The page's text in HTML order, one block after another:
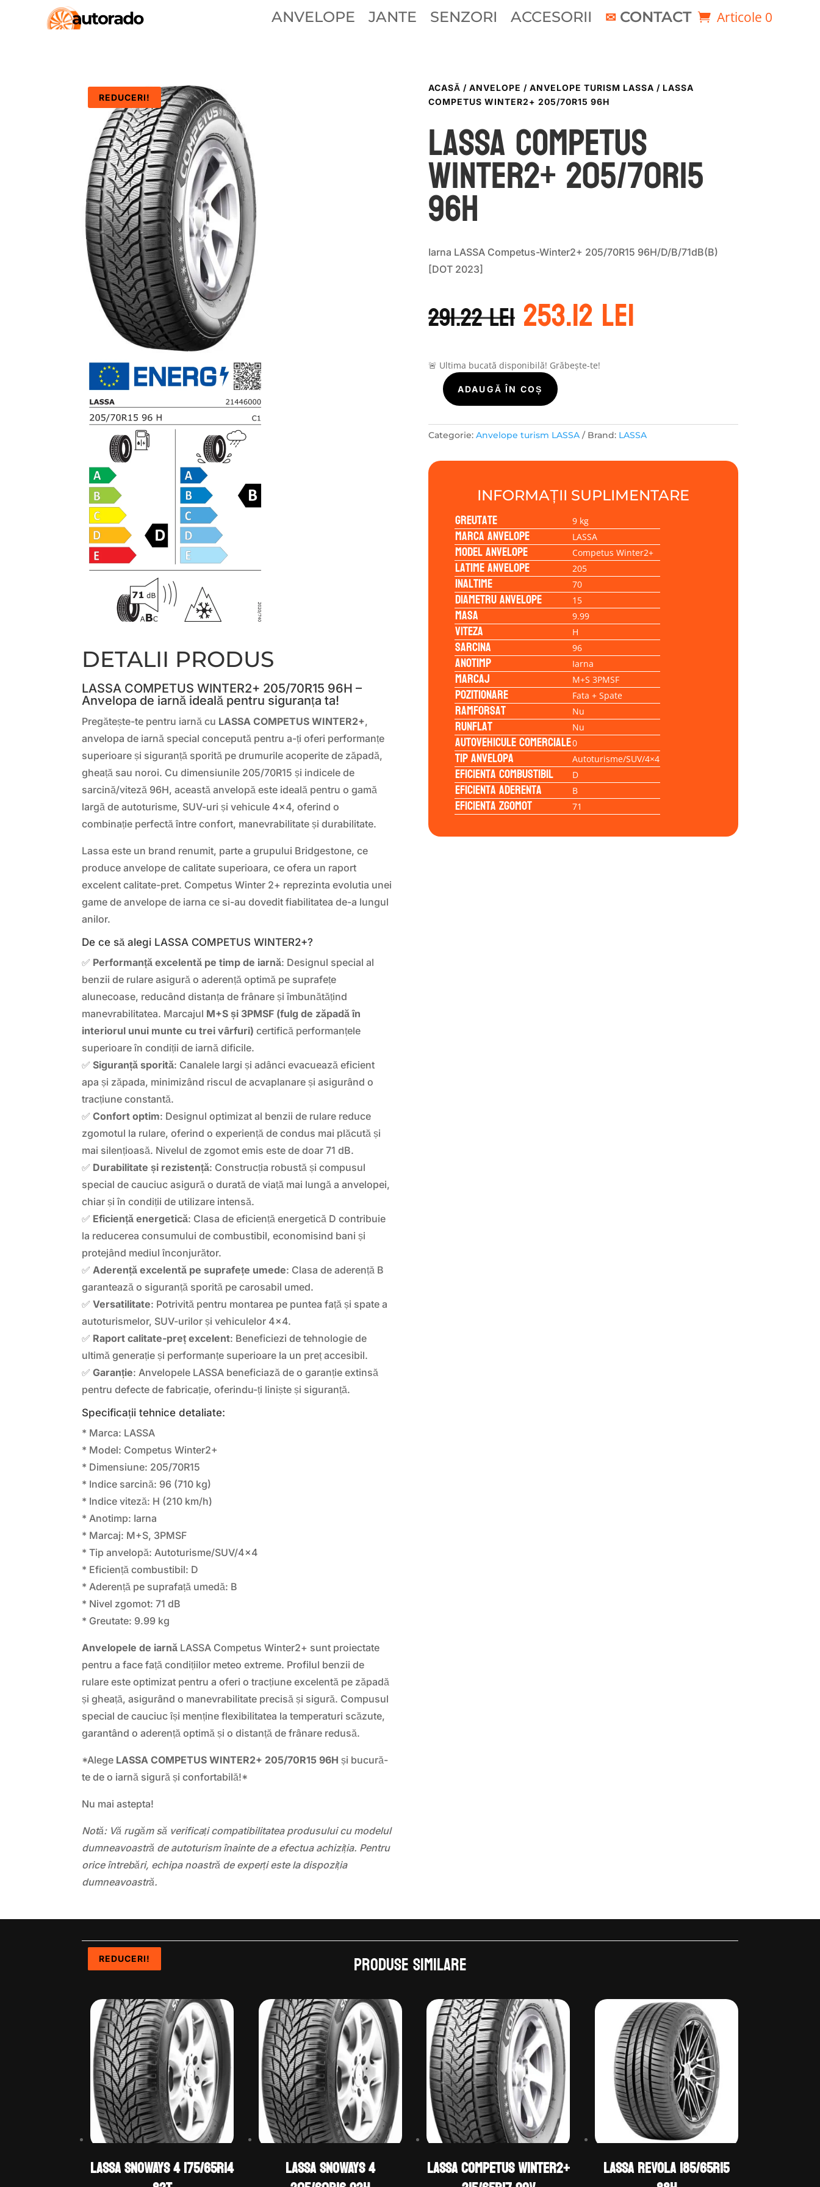
ANVELOPE JANTE SENZORI ACCESORII CONTACT Articole 0
REDUCERI!
DETALII PRODUS
LASSA COMPETUS WINTER2+ 205/70R15 96H –
Anvelopa de iarnă ideală pentru siguranța ta!
Pregătește-te pentru iarnă cu LASSA COMPETUS WINTER2+,
anvelopa de iarnă special concepută pentru a-ți oferi performanțe
superioare și siguranță sporită pe drumurile acoperite de zăpadă,
gheață sau noroi. Cu dimensiunile 205/70R15 și indicele de
sarcină/viteză 96H, această anvelopă este ideală pentru o gamă
largă de autoturisme, SUV-uri și vehicule 4×4, oferind o
combinație perfectă între confort, manevrabilitate și durabilitate.
Lassa este un brand renumit, parte a grupului Bridgestone, ce
produce anvelope de calitate superioara, ce ofera un raport
excelent calitate-pret. Competus Winter 2+ reprezinta evolutia unei
game de anvelope de iarna ce si-au dovedit fiabilitatea de-a lungul
anilor.
De ce să alegi LASSA COMPETUS WINTER2+?
✅ Performanță excelentă pe timp de iarnă: Designul special al
benzii de rulare asigură o aderență optimă pe suprafețe
alunecoase, reducând distanța de frânare și îmbunătățind
manevrabilitatea. Marcajul M+S și 3PMSF (fulg de zăpadă în
interiorul unui munte cu trei vârfuri) certifică performanțele
superioare în condiții de iarnă dificile.
✅Siguranță sporită: Canalele largi și adânci evacuează eficient
apa și zăpada, minimizând riscul de acvaplanare și asigurând o
tracțiune constantă.
✅Confort optim: Designul optimizat al benzii de rulare reduce
zgomotul la rulare, oferind o experiență de condus mai plăcută și
mai silențioasă. Nivelul de zgomot emis este de doar 71 dB.
✅ Durabilitate și rezistență: Construcția robustă și compusul
special de cauciuc asigură o durată de viață mai lungă a anvelopei,
chiar și în condiții de utilizare intensă.
✅ Eficiență energetică: Clasa de eficiență energetică D contribuie
la reducerea consumului de combustibil, economisind bani și
protejând mediul înconjurător.
✅ Aderență excelentă pe suprafețe umede: Clasa de aderență B
garantează o siguranță sporită pe carosabil umed.
✅Versatilitate: Potrivită pentru montarea pe puntea față și spate a
autoturismelor, SUV-urilor și vehiculelor 4×4.
✅ Raport calitate-preț excelent: Beneficiezi de tehnologie de
ultimă generație și performanțe superioare la un preț accesibil.
✅Garanție: Anvelopele LASSA beneficiază de o garanție extinsă
pentru defecte de fabricație, oferindu-ți liniște și siguranță.
Specificații tehnice detaliate:
* Marca: LASSA
* Model: Competus Winter2+
* Dimensiune: 205/70R15
* Indice sarcină: 96 (710 kg)
* Indice viteză: H (210 km/h)
* Anotimp: Iarna
* Marcaj: M+S, 3PMSF
* Tip anvelopă: Autoturisme/SUV/4×4
* Eficiență combustibil: D
* Aderență pe suprafață umedă: B
* Nivel zgomot: 71 dB
* Greutate: 9.99 kg
Anvelopele de iarnă LASSA Competus Winter2+ sunt proiectate
pentru a face față condițiilor meteo extreme. Profilul benzii de
rulare este optimizat pentru a oferi o tracțiune excelentă pe zăpadă
și gheață, asigurând o manevrabilitate precisă și sigură. Compusul
special de cauciuc își menține flexibilitatea la temperaturi scăzute,
garantând o aderență optimă și o distanță de frânare redusă.
*Alege LASSA COMPETUS WINTER2+ 205/70R15 96H și bucură-
te de o iarnă sigură și confortabilă!*
Nu mai astepta!
Notă: Vă rugăm să verificați compatibilitatea produsului cu modelul
dumneavoastră de autoturism înainte de a efectua achiziția. Pentru
orice întrebări, echipa noastră de experți este la dispoziția
dumneavoastră.
ACASĂ / ANVELOPE / ANVELOPE TURISM LASSA / LASSA
COMPETUS WINTER2+ 205/70R15 96H
LASSA COMPETUS
WINTER2+ 205/70R15
96H
Iarna LASSA Competus-Winter2+ 205/70R15 96H/D/B/71dB(B)
[DOT 2023]
291.22leiPrețul
inițial
a
fost:
291.22 lei.
253.12lei
🚨 Ultima bucată disponibilă! Grăbește-te!
Cantitate
LASSA
COMPETUS
WINTER2+
96H
ADAUGĂ ÎN COȘ
Categorie: Anvelope turism LASSA Brand: LASSA
INFORMAȚII SUPLIMENTARE
Greutate 9 kg
Marca anvelope LASSA
Model anvelope Competus Winter2+
Latime anvelope 205
Inaltime 70
Diametru anvelope 15
Masa 9.99
Viteza H
Sarcina 96
Anotimp Iarna
Marcaj M+S 3PMSF
Pozitionare Fata + Spate
Ramforsat Nu
Runflat Nu
Autovehicule comerciale0
Tip anvelopa Autoturisme/SUV/4×4
Eficienta Combustibil D
Eficienta Aderenta B
Eficienta Zgomot 71
Produse similare
REDUCERI!
LASSA SNOWAYS 4 175/65R14
REDUCERI!
LASSA SNOWAYS 4
REDUCERI!
LASSA COMPETUS WINTER2+
REDUCERI!
LASSA REVOLA 185/65R15